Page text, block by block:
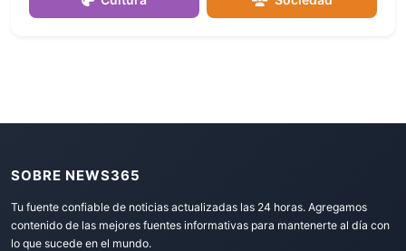
SOBRE NEWS365
Tu fuente confiable de noticias actualizadas las 24 horas. Agregamos
contenido de las mejores fuentes informativas para mantenerte al día con
lo que sucede en el mundo.